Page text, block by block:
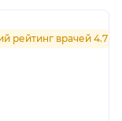
рейтинг врачей 4.7